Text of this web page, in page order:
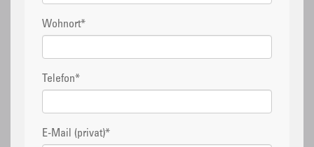
Wohnort*
Telefon*
E-Mail (privat)*